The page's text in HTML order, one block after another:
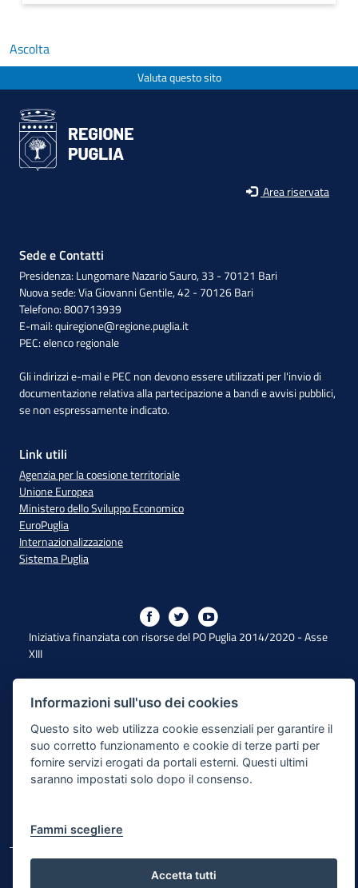
Ascolta
Valuta questo sito
Area riservata
Sede e Contatti
Presidenza: Lungomare Nazario Sauro, 33 - 70121 Bari
Nuova sede: Via Giovanni Gentile, 42 - 70126 Bari
Telefono: 800713939
E-mail:quiregione@regione.puglia.it
PEC:elenco regionale
Gli indirizzi e-mail e PEC non devono essere utilizzati per l'invio di
documentazione relativa alla partecipazione a bandi e avvisi pubblici,
se non espressamente indicato.
Link utili
Agenzia per la coesione territoriale
Unione Europea
Ministero dello Sviluppo Economico
EuroPuglia
Internazionalizzazione
Sistema Puglia
Iniziativa finanziata con risorse del PO Puglia 2014/2020 - Asse
XIII
Dichiarazione di Accessibilità
Note Legali
Cookie e Privacy
Mappa del sito
© Regione Puglia
Informazioni sull'uso dei cookies
Questo sito web utilizza cookie essenziali per garantire il
suo corretto funzionamento e cookie di terze parti per
fornire servizi erogati da portali esterni. Questi ultimi
saranno impostati solo dopo il consenso.
Fammi scegliere
Accetta tutti